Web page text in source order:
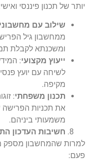
יותר של תכנון פיננסי
שילוב עם
ממחשבון גיל
ומשכנתא לקבלת
ייעוץ מקצועי:
לשיחה עם יועץ
מקיפה.
תכנון משפחתי:
את תכניות
משמעותי ביניהם.
חשיבות העדכון
למרות שהמחשבון מספק
פעם: